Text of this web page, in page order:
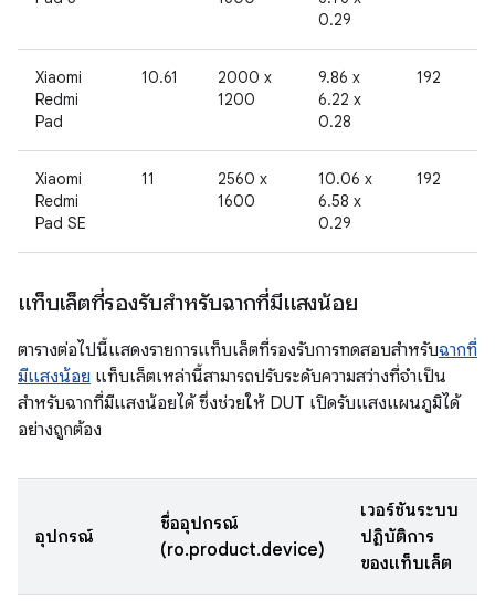
0.29
Xiaomi
Redmi
Pad
10.61
2000 x
1200
9.86 x
6.22 x
0.28
192
Xiaomi
Redmi
Pad SE
11
2560 x
1600
10.06 x
6.58 x
0.29
192
แท็บเล็ตที่รองรับสำหรับฉากที่มีแสงน้อย
ตารางต่อไปนี้แสดงรายการแท็บเล็ตที่รองรับการทดสอบสำหรับฉากที่
มีแสงน้อย แท็บเล็ตเหล่านี้สามารถปรับระดับความสว่างที่จำเป็น
สำหรับฉากที่มีแสงน้อยได้ ซึ่งช่วยให้ DUT เปิดรับแสงแผนภูมิได้
อย่างถูกต้อง
อุปกรณ์
ชื่ออุปกรณ์
(ro.product.device)
เวอร์ชันระบบ
ปฏิบัติการ
ของแท็บเล็ต